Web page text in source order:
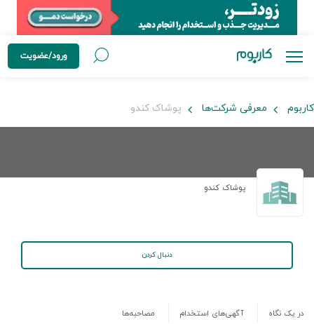
ورود/عضویت
کاربوم معرفی شرکت‌ها پوشاک کندو
پوشاک کندو
دنبال کردن
در یک نگاه آگهی‌های استخدام مصاحبه‌ها